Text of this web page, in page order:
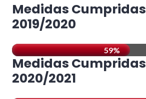
Medidas Cumpridas
2019/2020
59%
Medidas Cumpridas
2020/2021